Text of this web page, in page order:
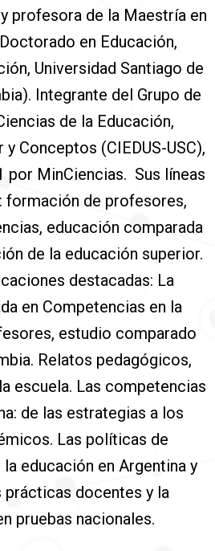
profesora de la Maestría en
en Educación,
Universidad Santiago de
Integrante del Grupo de
de la Educación,
Conceptos (CIEDUS-USC),
por MinCiencias. Sus líneas
formación de profesores,
educación comparada
de la educación superior.
destacadas: La
en Competencias en la
estudio comparado
Relatos pedagógicos,
escuela. Las competencias
de las estrategias a los
Las políticas de
educación en Argentina y
prácticas docentes y la
pruebas nacionales.